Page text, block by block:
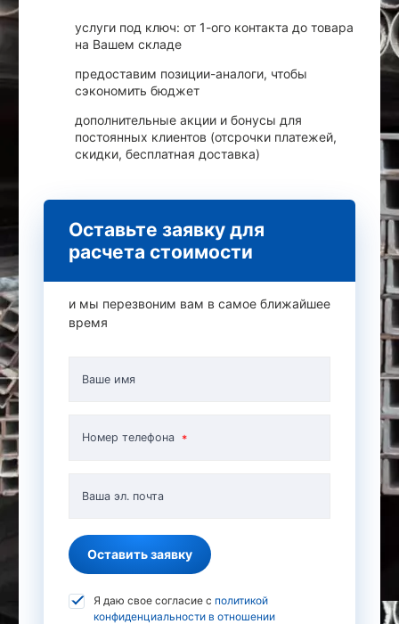
услуги под ключ: от 1-ого контакта до товара
на Вашем складе
предоставим позиции-аналоги, чтобы
сэкономить бюджет
дополнительные акции и бонусы для
постоянных клиентов (отсрочки платежей,
скидки, бесплатная доставка)
Оставьте заявку для
расчета стоимости
и мы перезвоним вам в самое ближайшее
время
Ваше имя
Номер телефона
Ваша эл. почта
Оставить заявку
Я даю свое согласие с политикой
конфиденциальности в отношении